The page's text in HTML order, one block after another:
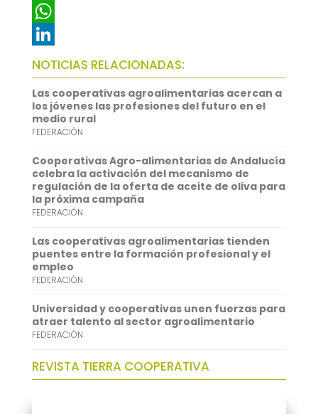
c
e
b
o
o
k
w
t
t
e
r
E
m
a
i
l
W
h
a
t
s
A
p
p
L
i
n
k
e
d
I
n
NOTICIAS RELACIONADAS:
Las cooperativas agroalimentarias acercan a
los jóvenes las profesiones del futuro en el
medio rural
FEDERACIÓN
Cooperativas Agro-alimentarias de Andalucía
celebra la activación del mecanismo de
regulación de la oferta de aceite de oliva para
la próxima campaña
FEDERACIÓN
Las cooperativas agroalimentarias tienden
puentes entre la formación profesional y el
empleo
FEDERACIÓN
Universidad y cooperativas unen fuerzas para
atraer talento al sector agroalimentario
FEDERACIÓN
REVISTA TIERRA COOPERATIVA